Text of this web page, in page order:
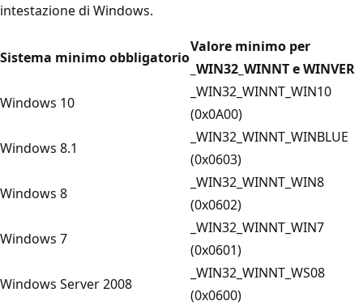
intestazione di Windows.
Sistema minimo obbligatorio
Valore minimo per
_WIN32_WINNT e WINVER
Windows 10
_WIN32_WINNT_WIN10
(0x0A00)
Windows 8.1
_WIN32_WINNT_WINBLUE
(0x0603)
Windows 8
_WIN32_WINNT_WIN8
(0x0602)
Windows 7
_WIN32_WINNT_WIN7
(0x0601)
Windows Server 2008
_WIN32_WINNT_WS08
(0x0600)